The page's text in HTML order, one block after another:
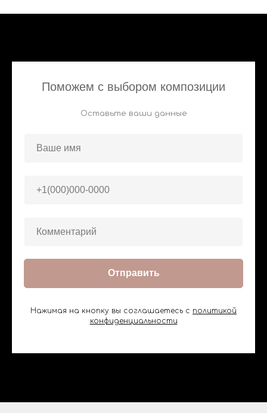
Поможем с выбором композиции
Оставьте ваши данные
Отправить
Нажимая на кнопку вы соглашаетесь с политикой
конфиденциальности